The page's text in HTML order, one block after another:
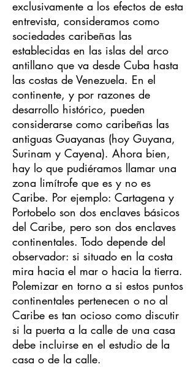
exclusivamente a los efectos de esta
entrevista, consideramos como
sociedades caribeñas las
establecidas en las islas del arco
antillano que va desde Cuba hasta
las costas de Venezuela. En el
continente, y por razones de
desarrollo histórico, pueden
considerarse como caribeñas las
antiguas Guayanas (hoy Guyana,
Surinam y Cayena). Ahora bien,
hay lo que pudiéramos llamar una
zona limítrofe que es y no es
Caribe. Por ejemplo: Cartagena y
Portobelo son dos enclaves básicos
del Caribe, pero son dos enclaves
continentales. Todo depende del
observador: si situado en la costa
mira hacia el mar o hacia la tierra.
Polemizar en torno a si estos puntos
continentales pertenecen o no al
Caribe es tan ocioso como discutir
si la puerta a la calle de una casa
debe incluirse en el estudio de la
casa o de la calle.